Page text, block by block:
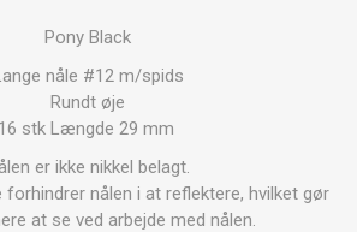
Pony Black
nåle #12 m/spids
Rundt øje
16 stk Længde 29 mm
er ikke nikkel belagt.
nålen i at reflektere, hvilket gør
at se ved arbejde med nålen.